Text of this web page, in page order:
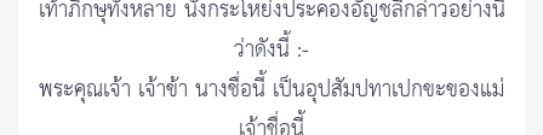
เท้าภิกษุทั้งหลาย นั่งกระโหย่งประคองอัญชลีกล่าวอย่างนี้
ว่าดังนี้ :-
พระคุณเจ้า เจ้าข้า นางชื่อนี้ เป็นอุปสัมปทาเปกขะของแม่